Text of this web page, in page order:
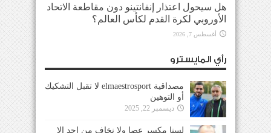
هل سيحول اعتذار إنفانتينو دون مقاطعة الاتحاد
الأوروبي لكرة القدم لكأس العالم؟
أغسطس 7, 2026
رأي المايسترو
مصداقية elmaestrosport لا تقبل التشكيك
أو التوهين
ديسمبر 22, 2025
لسنا مكسر عصا ولا نخاف من احد إلا